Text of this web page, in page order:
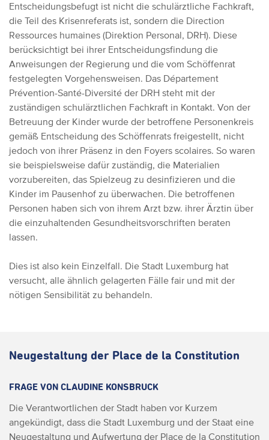
Entscheidungsbefugt ist nicht die schulärztliche Fachkraft,
die Teil des Krisenreferats ist, sondern die Direction
Ressources humaines (Direktion Personal, DRH). Diese
berücksichtigt bei ihrer Entscheidungsfindung die
Anweisungen der Regierung und die vom Schöffenrat
festgelegten Vorgehensweisen. Das Département
Prévention-Santé-Diversité der DRH steht mit der
zuständigen schulärztlichen Fachkraft in Kontakt. Von der
Betreuung der Kinder wurde der betroffene Personenkreis
gemäß Entscheidung des Schöffenrats freigestellt, nicht
jedoch von ihrer Präsenz in den Foyers scolaires. So waren
sie beispielsweise dafür zuständig, die Materialien
vorzubereiten, das Spielzeug zu desinfizieren und die
Kinder im Pausenhof zu überwachen. Die betroffenen
Personen haben sich von ihrem Arzt bzw. ihrer Ärztin über
die einzuhaltenden Gesundheitsvorschriften beraten
lassen.
Dies ist also kein Einzelfall. Die Stadt Luxemburg hat
versucht, alle ähnlich gelagerten Fälle fair und mit der
nötigen Sensibilität zu behandeln.
Neugestaltung der Place de la Constitution
FRAGE VON CLAUDINE KONSBRUCK
Die Verantwortlichen der Stadt haben vor Kurzem
angekündigt, dass die Stadt Luxemburg und der Staat eine
Neugestaltung und Aufwertung der Place de la Constitution